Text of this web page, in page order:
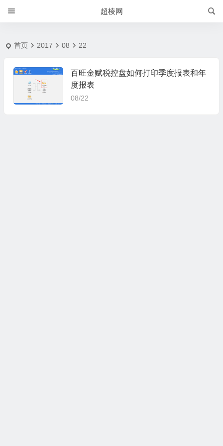
超棱网
首页 2017 08 22
百旺金赋税控盘如何打印季度报表和年
度报表
08/22